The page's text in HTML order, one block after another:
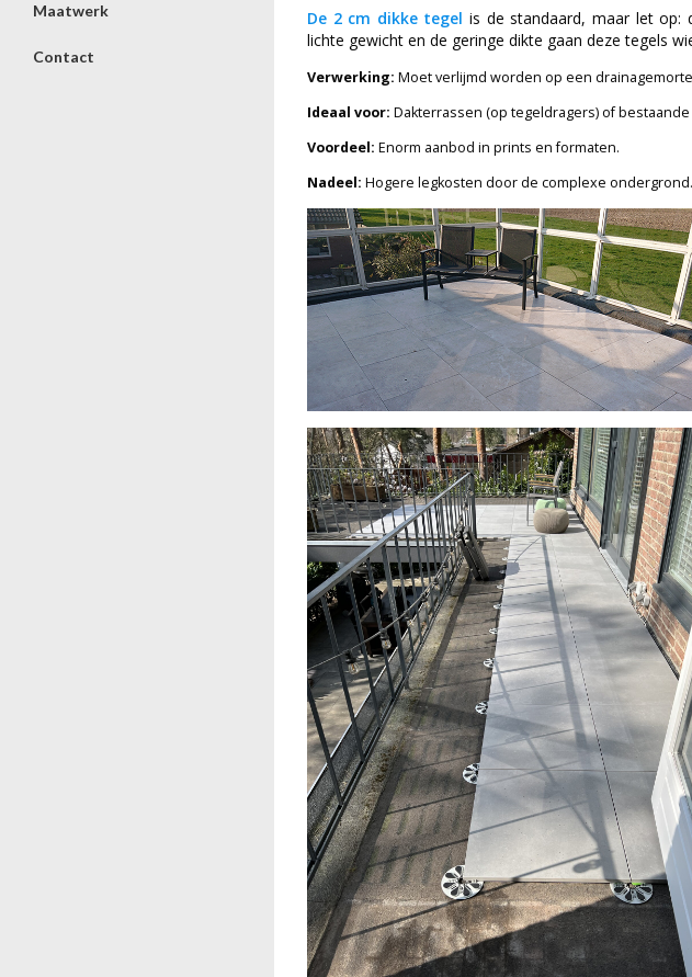
Maatwerk
Contact
De 2 cm dikke tegel is de standaard, maar let op:
lichte gewicht en de geringe dikte gaan deze tegels
Verwerking: Moet verlijmd worden op een
Ideaal voor: Dakterrassen (op tegeldragers) of
Voordeel: Enorm aanbod in prints en formaten.
Nadeel: Hogere legkosten door de complexe ondergrond.